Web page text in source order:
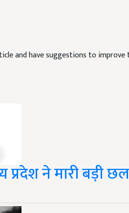
and have suggestions to improve
प्रदेश ने मारी बड़ी